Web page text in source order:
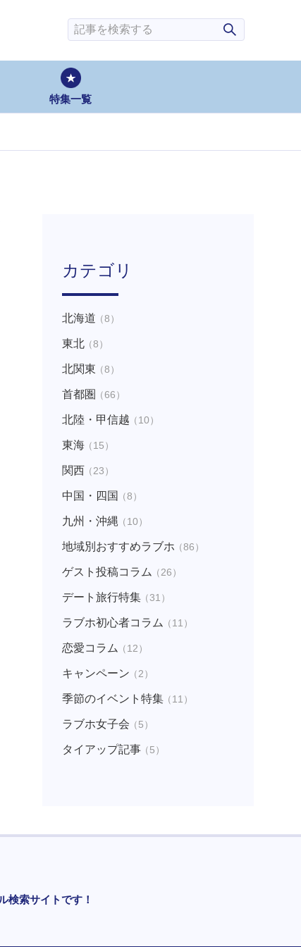
特集一覧
カテゴリ
北海道（8）
東北（8）
北関東（8）
首都圏 （66）
北陸・甲信越（10）
東海（15）
関西（23）
中国・四国 （8）
九州・沖縄（10）
地域別おすすめラブホ（86）
ゲスト投稿コラム（26）
デート旅行特集（31）
ラブホ初心者コラム（11）
恋愛コラム（12）
キャンペーン（2）
季節のイベント特集（11）
ラブホ女子会（5）
タイアップ記事（5）
検索サイトです！